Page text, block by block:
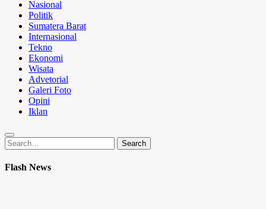
Nasional
Politik
Sumatera Barat
Internasional
Tekno
Ekonomi
Wisata
Advetorial
Galeri Foto
Opini
Iklan
Search
for:
Search
Flash News